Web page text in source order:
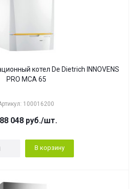
котел De Dietrich INNOVENS
PRO MCA 65
100016200
048 руб./шт.
В корзину